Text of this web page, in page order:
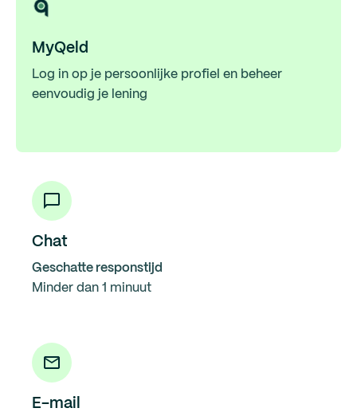
MyQeld
Log in op je persoonlijke profiel en beheer
eenvoudig je lening
Chat
Geschatte responstijd
Minder dan 1 minuut
E-mail